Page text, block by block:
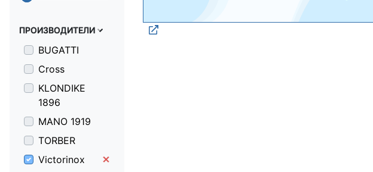
ПРОИЗВОДИТЕЛИ
BUGATTI
Cross
KLONDIKE
1896
MANO 1919
TORBER
Victorinox